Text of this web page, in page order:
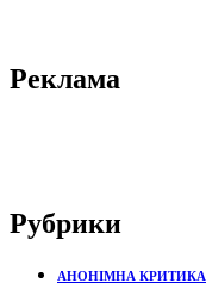
Реклама
Рубрики
АНОНІМНА КРИТИКА